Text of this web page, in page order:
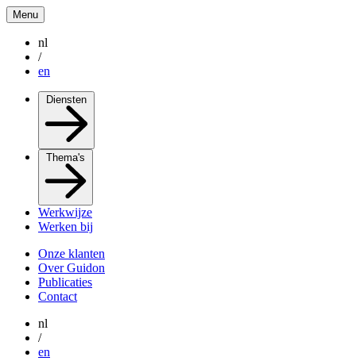
Menu
nl
/
en
Diensten
Thema's
Werkwijze
Werken bij
Onze klanten
Over Guidon
Publicaties
Contact
nl
/
en